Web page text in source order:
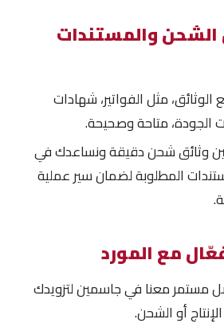
الشحن والمستندات
مثل الفواتير، شهادات
الجودة، متاحة وصحيحة.
وثائق شحن دقيقة ونساعدك في
المطلوبة لضمان سير عملية
مستمر معنا في جاسمين لتزويدك
أو الشحن.